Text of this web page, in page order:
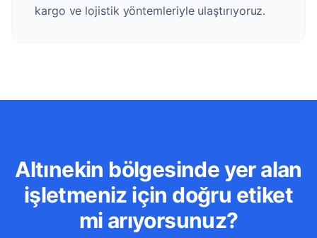
kargo ve lojistik yöntemleriyle ulaştırıyoruz.
Altınekin bölgesinde yer alan
işletmeniz için doğru etiket
mi arıyorsunuz?